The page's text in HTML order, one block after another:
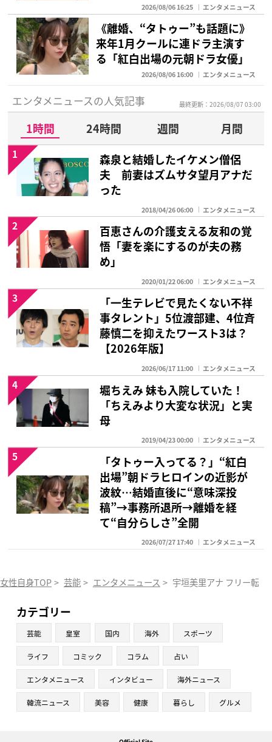
2026/08/06 16:25 エンタメニュース
《離婚、“タトゥー”も話題に》
来年1月クールに連ドラ主演す
る「紅白出場の元朝ドラ女優」
2026/08/06 16:00 エンタメニュース
エンタメニュースの人気記事 最終更新：2026/08/07 03:00
1時間 24時間 週間
月間
森泉と結婚したイケメン僧侶
夫 前妻はズムサタ望月アナだ
った
2018/04/26 06:00 エンタメニュース
1
百恵さんの介護支える友和の覚
悟「妻を楽にするのが夫の務
め」
2020/01/22 06:00 エンタメニュース
2
「一生テレビで見たくない不祥
事タレント」5位渡部建、4位斉
藤慎二を抑えたワースト3は？
【2026年版】
2026/06/17 11:00 エンタメニュース
3
堀ちえみ 妹も入院していた！
「ちえみより大変な状況」と実
母
2019/04/23 00:00 エンタメニュース
4
「タトゥー入ってる？」“紅白
出場”朝ドラヒロインの近影が
波紋…結婚直後に“意味深投
稿”→事務所退所→離婚を経
て“自分らしさ”全開
2026/07/27 17:40 エンタメニュース
5
女性自身TOP > 芸能 > エンタメニュース > 宇垣美里アナ フリー転
カテゴリー
芸能 皇室 国内 海外 スポーツ
ライフ コミック コラム 占い
エンタメニュース インタビュー 海外ニュース
韓流ニュース 美容 健康 暮らし グルメ